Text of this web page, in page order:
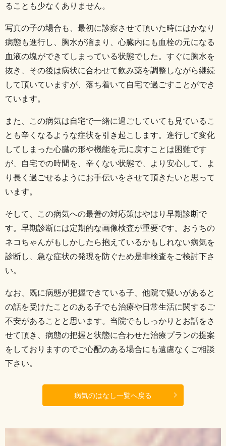
ることも少なくありません。
写真の子の場合も、最初に診察させて頂いた時にはかなり
病態も進行し、胸水が溜まり、心臓内にも血栓の元になる
血液の塊ができてしまっている状態でした。 すぐに胸水を
抜き、その後は病状に合わせて飲み薬を調整しながら継続
して頂いていますが、落ち着いて自宅で過ごすことができ
ています。
また、この病気は自宅で一緒に過ごしていても見ているこ
とも辛くなるような症状を引き起こします。 進行して変化
してしまった心臓の形や機能を元に戻すことは困難です
が、自宅での時間を、辛くない状態で、より安心して、よ
り長く過ごせるようにお手伝いをさせて頂きたいと思って
います。
そして、この病気への最善の対応策はやはり早期診断で
す。 早期診断には定期的な画像検査が重要です。おうちの
ネコちゃんがもしかしたら抱えているかもしれない病気を
診断し、急な症状の発現を防ぐため是非検査をご検討下さ
い。
なお、既に病態が把握できている子、他院で疑いがあると
の話を受けたことのある子でも治療や日常生活に関するご
不安があることと思います。 当院でもしっかりとお話をさ
せて頂き、病態の把握と状態に合わせた治療プランの提案
をしておりますのでご心配のある場合にも遠慮なくご相談
下さい。
病気のはなし一覧へ戻る